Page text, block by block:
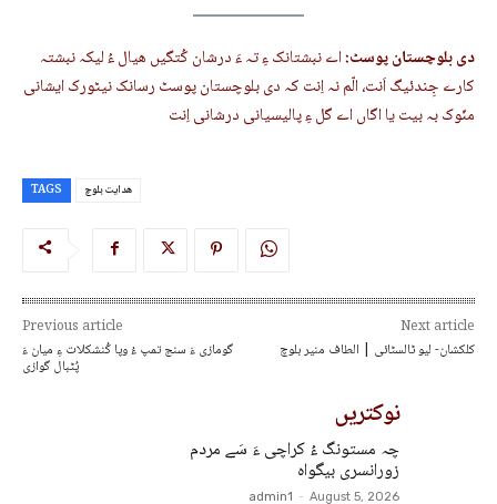
دی بلوچستان پوسٹ:اے نبشتانک ءِ تہ ءَ درشان کُتگیں ھیال ءُ لیکہ نبشتہ
کارے جِندئیگ اَنت، الّم نہ اِنت کہ دی بلوچستان پوسٹ رسانک نیٹورک ایشانی
منّوک بہ بیت یا اگاں اے گل ءِ پالیسیانی درشانی اِنت
TAGS ھدایت بلوچ
Previous article
گومازی ءَ سنج تمپ ءُ وپا کُنشکلات ءِ میان ءَ
پُٹبال گوازی
Next article
کلکشان- لیو ٹالسٹائی | الطاف منیر بلوچ
نوکتریں
چہ مستونگ ءُ کراچی ءَ سَے مردم
زورانسری بیگواہ
admin1 - August 5, 2026